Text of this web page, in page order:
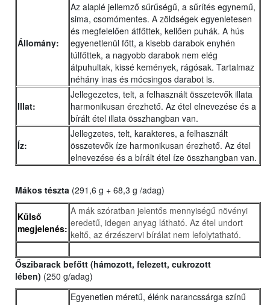
Állomány:
Az alaplé jellemző sűrűségű, a sűrítés egynemű,
sima, csomómentes. A zöldségek egyenletesen
és megfelelően átfőttek, kellően puhák. A hús
egyenetlenül főtt, a kisebb darabok enyhén
túlfőttek, a nagyobb darabok nem elég
átpuhultak, kissé kemények, rágósak. Tartalmaz
néhány inas és mócsingos darabot is.
Illat:
Jellegezetes, telt, a felhasznált összetevők illata
harmonikusan érezhető. Az étel elnevezése és a
bírált étel illata összhangban van.
Íz:
Jellegzetes, telt, karakteres, a felhasznált
összetevők íze harmonikusan érezhető. Az étel
elnevezése és a bírált étel íze összhangban van.
Mákos tészta (291,6 g + 68,3 g /adag)
Külső
megjelenés:
A mák szóratban jelentős mennyiségű növényi
eredetű, idegen anyag látható. Az étel undort
keltő, az érzészervi bírálat nem lefolytatható.
Őszibarack befőtt (hámozott, felezett, cukrozott
lében) (250 g/adag)
Egyenetlen méretű, élénk narancssárga színű